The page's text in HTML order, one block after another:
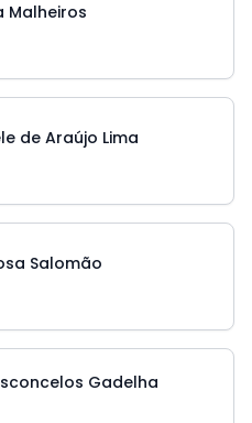
Malheiros
de Araújo Lima
Salomão
Gadelha